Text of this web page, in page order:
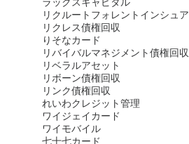
リクルートフォレントインシュア
リクレス債権回収
りそなカード
リバイバルマネジメント債権回収
リベラルアセット
リボーン債権回収
リンク債権回収
れいわクレジット管理
ワイジェイカード
ワイモバイル
七十七カード